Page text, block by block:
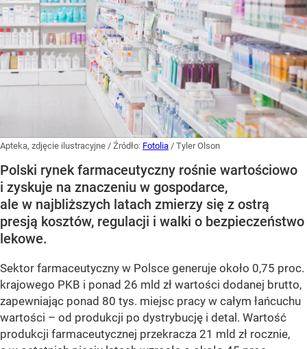
Apteka, zdjęcie ilustracyjne / Źródło: Fotolia / Tyler Olson
Polski rynek farmaceutyczny rośnie wartościowo
i zyskuje na znaczeniu w gospodarce,
ale w najbliższych latach zmierzy się z ostrą
presją kosztów, regulacji i walki o bezpieczeństwo
lekowe.
Sektor farmaceutyczny w Polsce generuje około 0,75 proc.
krajowego PKB i ponad 26 mld zł wartości dodanej brutto,
zapewniając ponad 80 tys. miejsc pracy w całym łańcuchu
wartości – od produkcji po dystrybucję i detal. Wartość
produkcji farmaceutycznej przekracza 21 mld zł rocznie,